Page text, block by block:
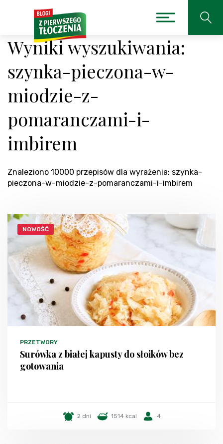
Wyniki wyszukiwania:
szynka-pieczona-w-
miodzie-z-
pomaranczami-i-
imbirem
Znaleziono 10000 przepisów dla wyrażenia: szynka-
pieczona-w-miodzie-z-pomaranczami-i-imbirem
NOWOŚĆ
PRZETWORY
Surówka z białej kapusty do słoików bez
gotowania
2 dni 1514 kcal 4